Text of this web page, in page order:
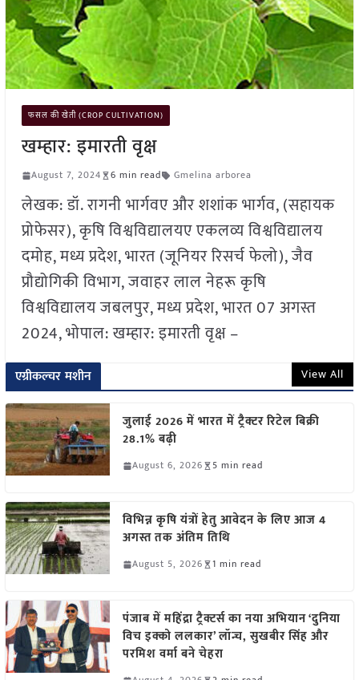
फसल की खेती (CROP CULTIVATION)
खम्हार: इमारती वृक्ष
August 7, 2024 6 min read Gmelina arborea
लेखक: डॉ. रागनी भार्गवए और शशांक भार्गव, (सहायक
प्रोफेसर), कृषि विश्वविद्यालयए एकलव्य विश्वविद्यालय
दमोह, मध्य प्रदेश, भारत (जूनियर रिसर्च फेलो), जैव
प्रौद्योगिकी विभाग, जवाहर लाल नेहरू कृषि
विश्वविद्यालय जबलपुर, मध्य प्रदेश, भारत 07 अगस्त
2024, भोपाल: खम्हार: इमारती वृक्ष –
एग्रीकल्चर मशीन View All
जुलाई 2026 में भारत में ट्रैक्टर रिटेल बिक्री
28.1% बढ़ी
August 6, 2026 5 min read
विभिन्न कृषि यंत्रों हेतु आवेदन के लिए आज 4
अगस्त तक अंतिम तिथि
August 5, 2026 1 min read
पंजाब में महिंद्रा ट्रैक्टर्स का नया अभियान ‘दुनिया
विच इक्को ललकार’ लॉन्च, सुखबीर सिंह और
परमिश वर्मा बने चेहरा